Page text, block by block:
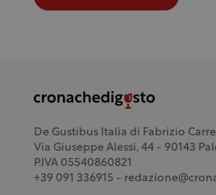
De Gustibus Italia di Fabrizio
Via Giuseppe Alessi, 44 - 90143
P.IVA 05540860821
+39 091 336915 -